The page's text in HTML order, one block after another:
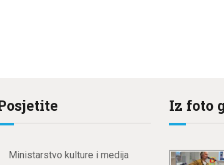
Ministarstvo kulture i medija
Iz foto